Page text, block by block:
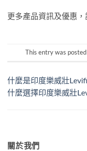
更多產品資訊及優惠
This entry was
什麼是印度樂威壯
什麼選擇印度樂威壯
關於我們